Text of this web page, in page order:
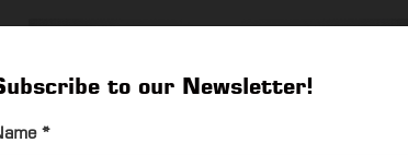
to our Newsletter!
*